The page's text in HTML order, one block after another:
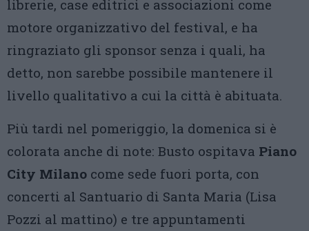
librerie, case editrici e associazioni come
motore organizzativo del festival, e ha
ringraziato gli sponsor senza i quali, ha
detto, non sarebbe possibile mantenere il
livello qualitativo a cui la città è abituata.
Più tardi nel pomeriggio, la domenica si è
colorata anche di note: Busto ospitava Piano
City Milano come sede fuori porta, con
concerti al Santuario di Santa Maria (Lisa
Pozzi al mattino) e tre appuntamenti